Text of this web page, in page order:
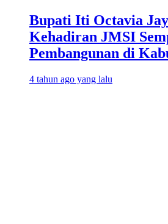
Bupati Iti Octavia
Kehadiran JMSI
Pembangunan di
4 tahun ago yang lalu